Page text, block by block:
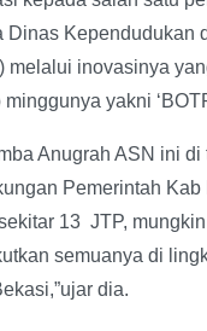
Dinas Kependudukan
melalui inovasinya
yakni
Anugrah ASN ini
Pemerintah Kab
13 JTP,
semuanya di
dia.